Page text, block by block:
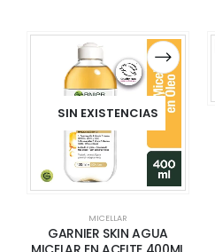
SIN EXISTENCIAS
MICELLAR
GARNIER SKIN AGUA